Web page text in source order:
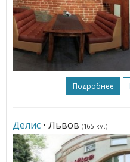
Подробнее
Делис • Львов (165 км.)